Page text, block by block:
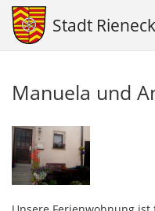
Inhalt
Stadt Rieneck
Manuela und
Vorherige